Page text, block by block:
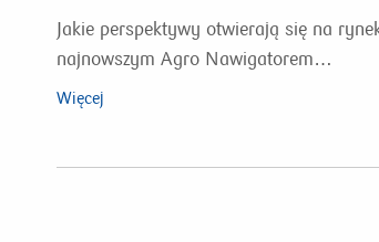
Jakie perspektywy otwierają się na
najnowszym Agro Nawigatorem…
Więcej